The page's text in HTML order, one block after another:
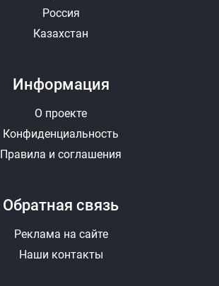
Россия
Казахстан
Информация
О проекте
Конфиденциальность
Правила и соглашения
Обратная связь
Реклама на сайте
Наши контакты